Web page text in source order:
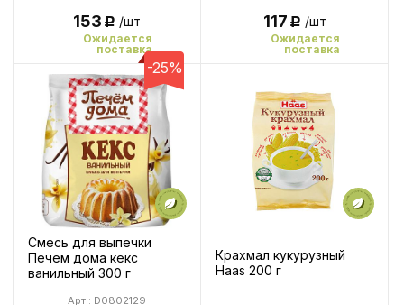
153Р /шт
Ожидается
поставка
117Р /шт
Ожидается
поставка
-25%
Смесь для выпечки
Печем дома кекс
ванильный 300 г
Арт.: D0802129
Крахмал кукурузный
Haas 200 г